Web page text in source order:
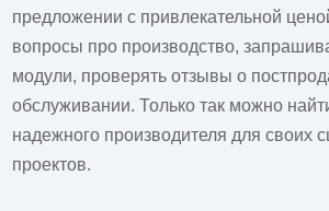
предложении с привлекательной
вопросы про производство,
модули, проверять отзывы о
обслуживании. Только так можно
надежного производителя для своих
проектов.